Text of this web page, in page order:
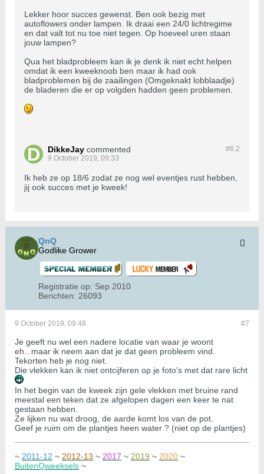
Lekker hoor succes gewenst. Ben ook bezig met
autoflowers onder lampen. Ik draai een 24/0 lichtregime
en dat valt tot nu toe niet tegen. Op hoeveel uren staan
jouw lampen?
Qua het bladprobleem kan ik je denk ik niet echt helpen
omdat ik een kweeknoob ben maar ik had ook
bladproblemen bij de zaailingen (Omgeknakt lobblaadje)
de bladeren die er op volgden hadden geen problemen.
#6.2
DikkeJay commented
9 October 2019, 09:33
Ik heb ze op 18/6 zodat ze nog wel eventjes rust hebben,
jij ook succes met je kweek!
QnQ
Godlike Grower
Registratie op: Sep 2010
Berichten: 26093
#7
9 October 2019, 09:48
Je geeft nu wel een nadere locatie van waar je woont
eh...maar ik neem aan dat je dat geen probleem vind.
Tekorten heb je nog niet.
Die vlekken kan ik niet ontcijferen op je foto's met dat rare licht
In het begin van de kweek zijn gele vlekken met bruine rand
meestal een teken dat ze afgelopen dagen een keer te nat
gestaan hebben.
Ze lijken nu wat droog, de aarde komt los van de pot.
Geef je ruim om de plantjes heen water ? (niet op de plantjes)
~ 2011-12 ~ 2012-13 ~ 2017 ~ 2019 ~ 2020 ~
BuitenQweeksels ~